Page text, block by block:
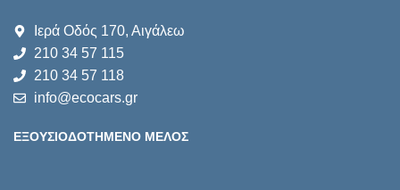
Ιερά Οδός 170, Αιγάλεω
210 34 57 115
210 34 57 118
info@ecocars.gr
ΕΞΟΥΣΙΟΔΟΤΗΜΕΝΟ ΜΕΛΟΣ